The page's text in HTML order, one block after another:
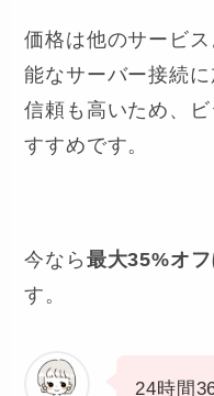
価格は他のサービ
能なサーバー接続
信頼も高いため、
すすめです。
今なら 最大35%オ
す。
24時間